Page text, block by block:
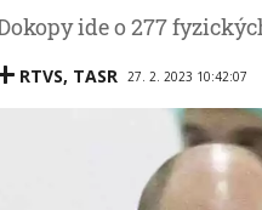
ide o 277
RTVS, TASR 27. 2. 2023 10:42:07